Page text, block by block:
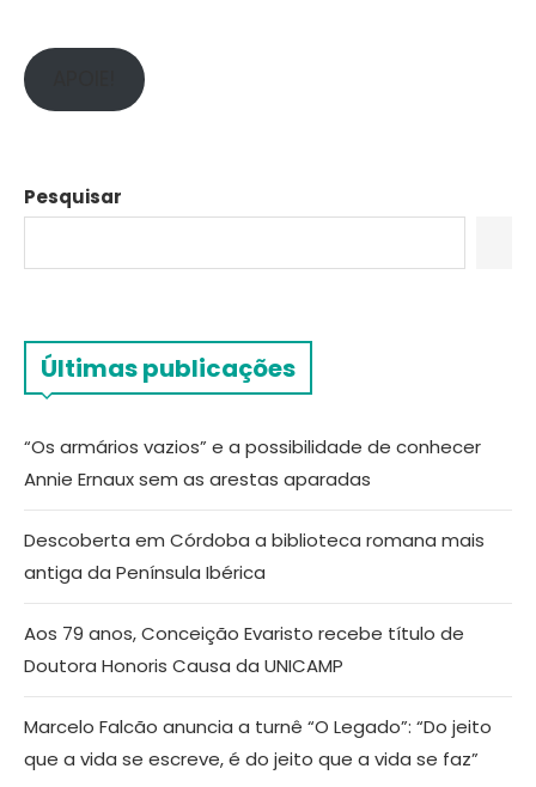
Pesquisar
Últimas publicações
“Os armários vazios” e a possibilidade de conhecer
Annie Ernaux sem as arestas aparadas
Descoberta em Córdoba a biblioteca romana mais
antiga da Península Ibérica
Aos 79 anos, Conceição Evaristo recebe título de
Doutora Honoris Causa da UNICAMP
Marcelo Falcão anuncia a turnê “O Legado”: “Do jeito
que a vida se escreve, é do jeito que a vida se faz”